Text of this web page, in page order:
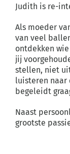
Judith is re-
Als moeder
van veel
ontdekken
jij
stellen, niet
luisteren naar
begeleidt
Naast
grootste